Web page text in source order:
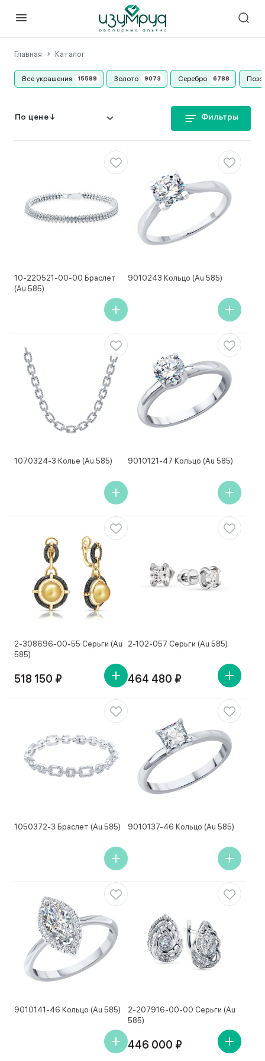
Главная Каталог
Все украшения Золото Серебро
Фильтры
10-220521-00-00 Браслет
(Au 585)
9010243 Кольцо (Au 585)
1070324-3 Колье (Au 585) 9010121-47 Кольцо (Au 585)
2-308696-00-55 Серьги (Au
585)
518 150 ₽
2-102-057 Серьги (Au 585)
464 480 ₽
1050372-3 Браслет (Au 585) 9010137-46 Кольцо (Au 585)
9010141-46 Кольцо (Au 585)
2-207916-00-00 Серьги (Au
585)
446 000 ₽